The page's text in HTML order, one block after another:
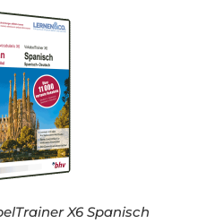
X6 Spanisch